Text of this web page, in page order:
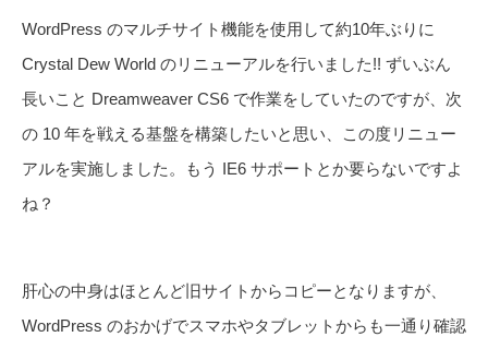
WordPress のマルチサイト機能を使用して約10年ぶりに
Crystal Dew World のリニューアルを行いました!! ずいぶん
長いこと Dreamweaver CS6 で作業をしていたのですが、次
の 10 年を戦える基盤を構築したいと思い、この度リニュー
アルを実施しました。もう IE6 サポートとか要らないですよ
ね？
肝心の中身はほとんど旧サイトからコピーとなりますが、
WordPress のおかげでスマホやタブレットからも一通り確認